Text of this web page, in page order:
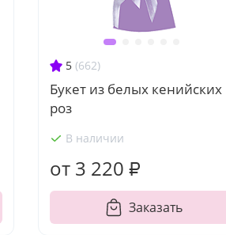
5 (662)
Букет из белых кенийских
роз
В наличии
от 3 220 ₽
Заказать